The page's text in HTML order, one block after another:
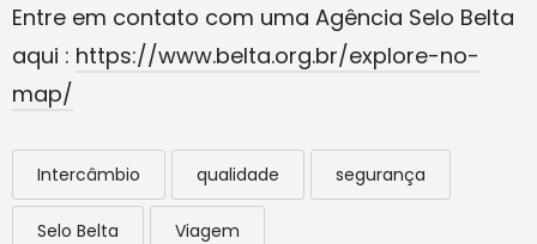
Entre em contato com uma Agência Selo Belta
aqui : https://www.belta.org.br/explore-no-
map/
Intercâmbio qualidade segurança
Selo Belta Viagem